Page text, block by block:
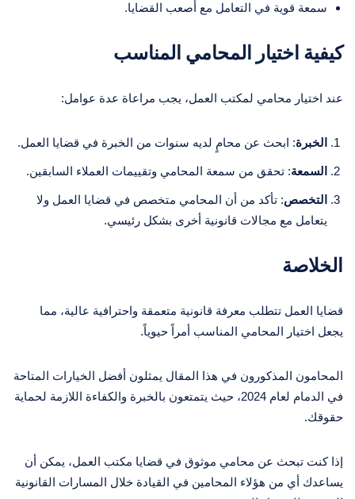
سمعة قوية في التعامل مع أصعب القضايا.
كيفية اختيار المحامي المناسب
عند اختيار محامي لمكتب العمل، يجب مراعاة عدة عوامل:
الخبرة: ابحث عن محامٍ لديه سنوات من الخبرة في قضايا العمل.
السمعة: تحقق من سمعة المحامي وتقييمات العملاء السابقين.
التخصص: تأكد من أن المحامي متخصص في قضايا العمل ولا
يتعامل مع مجالات قانونية أخرى بشكل رئيسي.
الخلاصة
قضايا العمل تتطلب معرفة قانونية متعمقة واحترافية عالية، مما
يجعل اختيار المحامي المناسب أمراً حيوياً.
المحامون المذكورون في هذا المقال يمثلون أفضل الخيارات المتاحة
في الدمام لعام 2024، حيث يتمتعون بالخبرة والكفاءة اللازمة لحماية
حقوقك.
إذا كنت تبحث عن محامي موثوق في قضايا مكتب العمل، يمكن أن
يساعدك أي من هؤلاء المحامين في القيادة خلال المسارات القانونية